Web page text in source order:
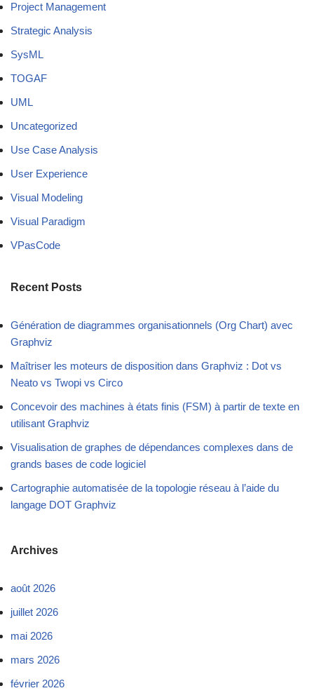
Project Management
Strategic Analysis
SysML
TOGAF
UML
Uncategorized
Use Case Analysis
User Experience
Visual Modeling
Visual Paradigm
VPasCode
Recent Posts
Génération de diagrammes organisationnels (Org Chart) avec
Graphviz
Maîtriser les moteurs de disposition dans Graphviz : Dot vs
Neato vs Twopi vs Circo
Concevoir des machines à états finis (FSM) à partir de texte en
utilisant Graphviz
Visualisation de graphes de dépendances complexes dans de
grands bases de code logiciel
Cartographie automatisée de la topologie réseau à l’aide du
langage DOT Graphviz
Archives
août 2026
juillet 2026
mai 2026
mars 2026
février 2026